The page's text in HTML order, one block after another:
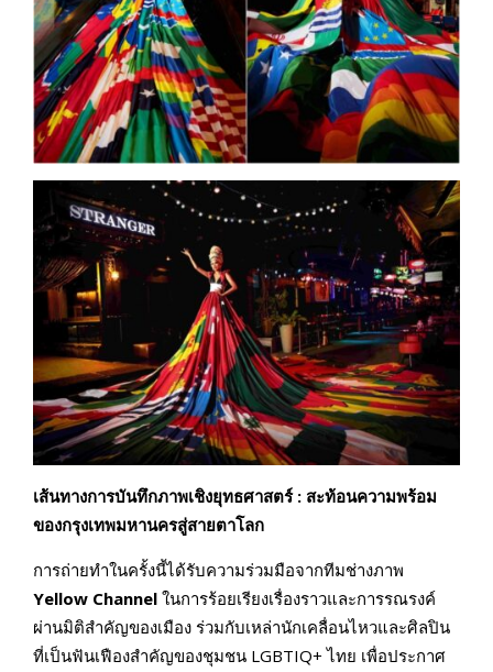
เส้นทางการบันทึกภาพเชิงยุทธศาสตร์ : สะท้อนความพร้อม
ของกรุงเทพมหานครสู่สายตาโลก
การถ่ายทำในครั้งนี้ได้รับความร่วมมือจากทีมช่างภาพ
Yellow Channel ในการร้อยเรียงเรื่องราวและการรณรงค์
ผ่านมิติสำคัญของเมือง ร่วมกับเหล่านักเคลื่อนไหวและศิลปิน
ที่เป็นฟันเฟืองสำคัญของชุมชน LGBTIQ+ ไทย เพื่อประกาศ